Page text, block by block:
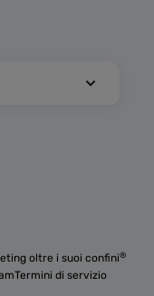
oltre i suoi confini®
Termini di servizio